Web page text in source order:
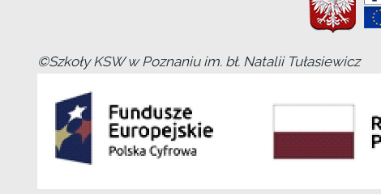
©Szkoły KSW w Poznaniu im. bł. Natalii Tułasiewicz